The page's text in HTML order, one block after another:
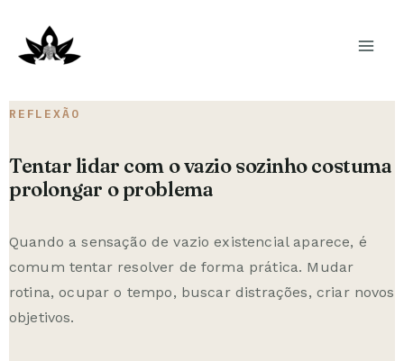
para
REFLEXÃO
Tentar lidar com o vazio sozinho costuma
prolongar o problema
Quando a sensação de vazio existencial aparece, é
comum tentar resolver de forma prática. Mudar
rotina, ocupar o tempo, buscar distrações, criar novos
objetivos.